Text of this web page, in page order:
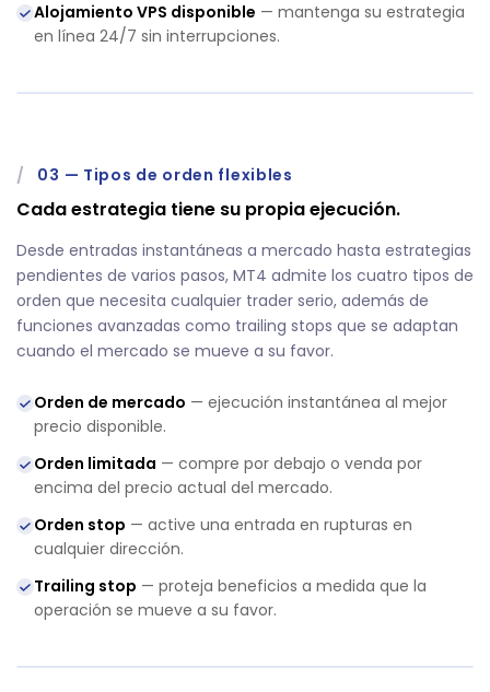
Alojamiento VPS disponible — mantenga su estrategia
en línea 24/7 sin interrupciones.
/ 03 — Tipos de orden flexibles
Cada estrategia tiene su propia ejecución.
Desde entradas instantáneas a mercado hasta estrategias
pendientes de varios pasos, MT4 admite los cuatro tipos de
orden que necesita cualquier trader serio, además de
funciones avanzadas como trailing stops que se adaptan
cuando el mercado se mueve a su favor.
Orden de mercado — ejecución instantánea al mejor
precio disponible.
Orden limitada — compre por debajo o venda por
encima del precio actual del mercado.
Orden stop — active una entrada en rupturas en
cualquier dirección.
Trailing stop — proteja beneficios a medida que la
operación se mueve a su favor.